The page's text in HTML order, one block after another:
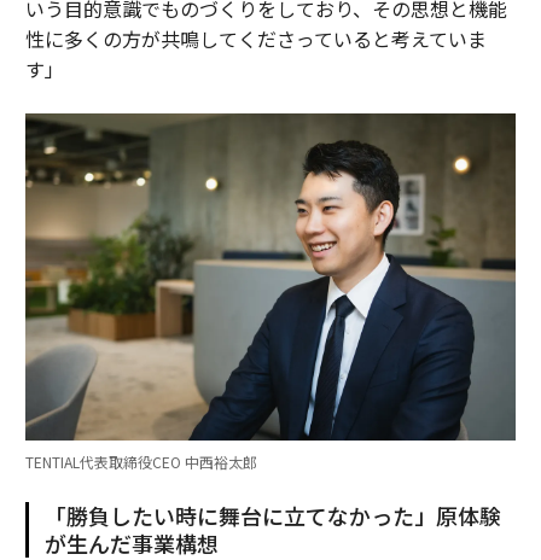
いう目的意識でものづくりをしており、その思想と機能
性に多くの方が共鳴してくださっていると考えていま
す」
TENTIAL代表取締役CEO 中西裕太郎
「勝負したい時に舞台に立てなかった」原体験
が生んだ事業構想